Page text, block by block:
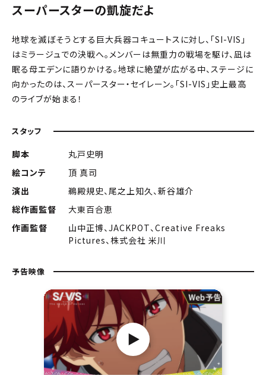
スーパースターの凱旋だよ
地球を滅ぼそうとする巨大兵器コキュートスに対し、「SI-VIS」
はミラージュでの決戦へ。メンバーは無重力の戦場を駆け、凪は
眠る母エデンに語りかける。地球に絶望が広がる中、ステージに
向かったのは、スーパースター・セイレーン。「SI-VIS」史上最高
のライブが始まる！
スタッフ
脚本
丸戸史明
絵コンテ
頂 真司
演出
鵜殿規史、尾之上知久、新谷雄介
総作画監督
大東百合恵
作画監督
山中正博、JACKPOT、Creative Freaks
Pictures、株式会社 米川
予告映像